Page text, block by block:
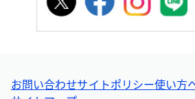
お問い合わせサイトポリシー使い方